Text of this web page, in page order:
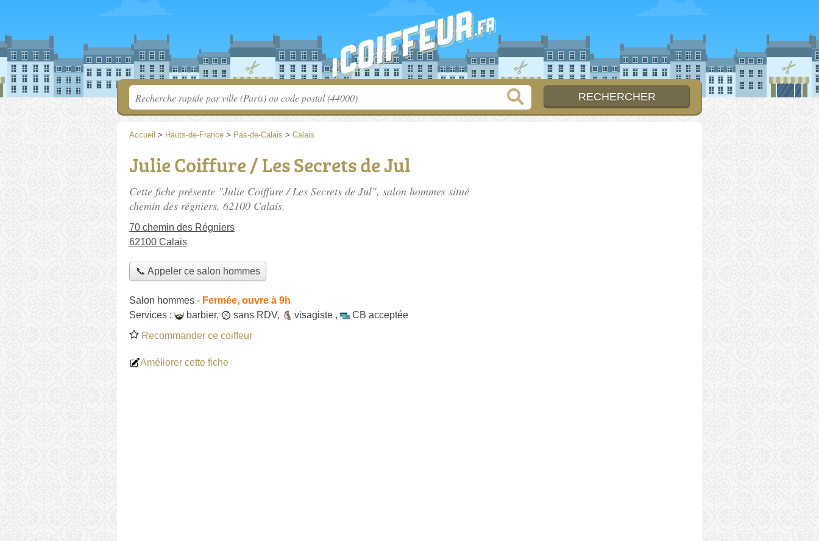
Accueil > Hauts-de-France > Pas-de-Calais > Calais
Julie Coiffure / Les Secrets de Jul
Cette fiche présente "Julie Coiffure / Les Secrets de Jul", salon hommes situé
chemin des régniers, 62100 Calais.
70 chemin des Régniers
62100 Calais
📞 Appeler ce salon hommes
Salon hommes - Fermée, ouvre à 9h
Services :
barbier, sans RDV, visagiste ,
CB acceptée
Recommander ce coiffeur
Améliorer cette fiche